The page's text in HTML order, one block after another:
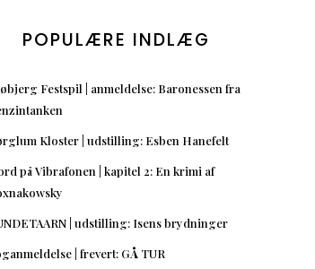
POPULÆRE INDLÆG
Festspil | anmeldelse: Baronessen fra
Kloster | udstilling: Esben Hanefelt
på Vibrafonen | kapitel 2: En krimi af
| udstilling: Isens brydninger
| frevert: GÅ TUR